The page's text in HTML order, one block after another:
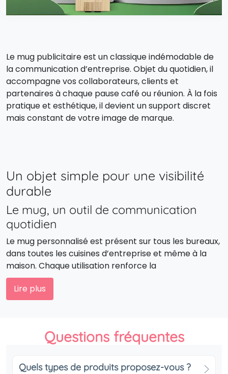
Le mug publicitaire est un classique indémodable de
la communication d’entreprise. Objet du quotidien, il
accompagne vos collaborateurs, clients et
partenaires à chaque pause café ou réunion. À la fois
pratique et esthétique, il devient un support discret
mais constant de votre image de marque.
Un objet simple pour une visibilité
durable
Le mug, un outil de communication
quotidien
Le mug personnalisé est présent sur tous les bureaux,
dans toutes les cuisines d’entreprise et même à la
maison. Chaque utilisation renforce la
reconnaissance de votre marque sans effort,
simplement par la répétition et l’utilité de l’objet.
Contrairement à d’autres goodies plus éphémères, le
mug a une vraie durée de vie. Offrir un mug avec logo,
détente, de convivialité et de partage.
Lire plus
Questions fréquentes
Quels types de produits proposez-vous ?